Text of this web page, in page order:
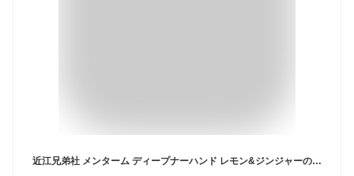
近江兄弟社 メンターム ディープナーハンド レモン&ジンジャーの香り 40g ハンドクリーム